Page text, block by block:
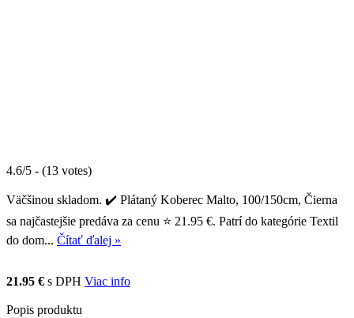
4.6/5 - (13 votes)
Väčšinou skladom. ✔️ Plátaný Koberec Malto, 100/150cm, Čierna
sa najčastejšie predáva za cenu ⭐ 21.95 €. Patrí do kategórie Textil
do dom... Čítať ďalej »
21.95 € s DPH Viac info
Popis produktu